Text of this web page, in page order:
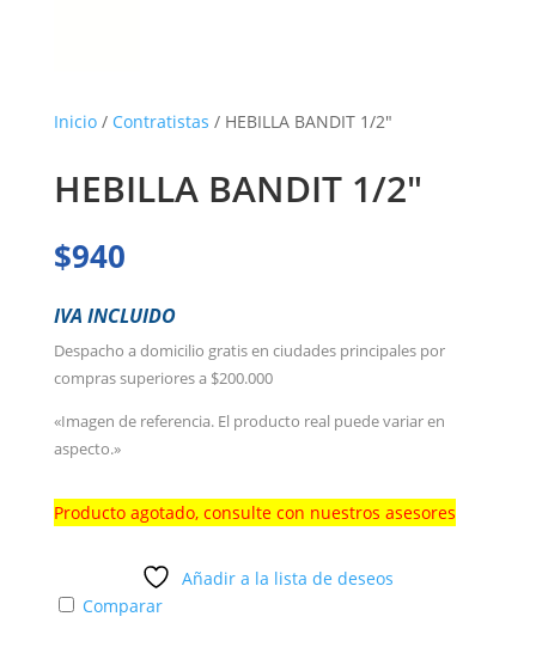
Inicio/ Contratistas / HEBILLA BANDIT 1/2″
HEBILLA BANDIT 1/2″
$940
IVA INCLUIDO
Despacho a domicilio gratis en ciudades principales por
compras superiores a $200.000
«Imagen de referencia. El producto real puede variar en
aspecto.»
Producto agotado, consulte con nuestros asesores
Añadir a la lista de deseos
Comparar